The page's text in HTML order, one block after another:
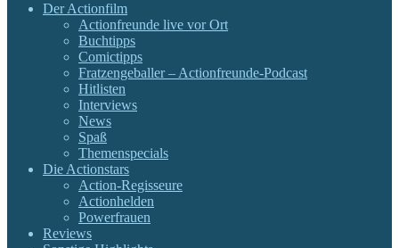
Der Actionfilm
Actionfreunde live vor Ort
Buchtipps
Comictipps
Fratzengeballer – Actionfreunde-Podcast
Hitlisten
Interviews
News
Spaß
Themenspecials
Die Actionstars
Action-Regisseure
Actionhelden
Powerfrauen
Reviews